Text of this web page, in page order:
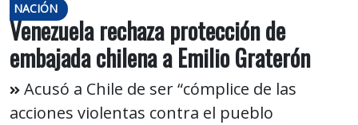
NACIÓN
Venezuela rechaza protección de
embajada chilena a Emilio Graterón
Acusó a Chile de ser “cómplice de las
acciones violentas contra el pueblo